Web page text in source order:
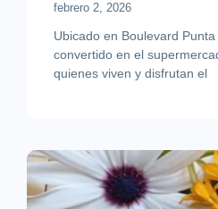
febrero 2, 2026
Ubicado en Boulevard
convertido en el
quienes viven y disfrutan el